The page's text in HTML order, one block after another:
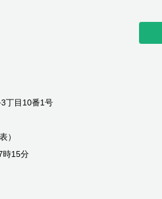
丁目10番1号
）
時15分